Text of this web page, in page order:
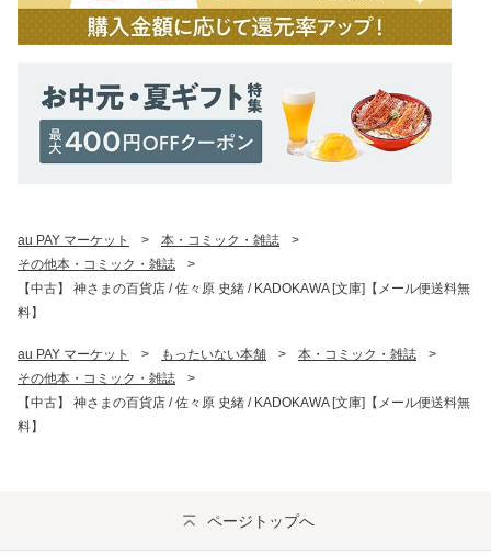
au PAY マーケット > 本・コミック・雑誌
>
その他本・コミック・雑誌
>
【中古】 神さまの百貨店 / 佐々原 史緒 / KADOKAWA [文庫]【メール便送料無
料】
au PAY マーケット > もったいない本舗 > 本・コミック・雑誌
>
その他本・コミック・雑誌
>
【中古】 神さまの百貨店 / 佐々原 史緒 / KADOKAWA [文庫]【メール便送料無
料】
ページトップへ